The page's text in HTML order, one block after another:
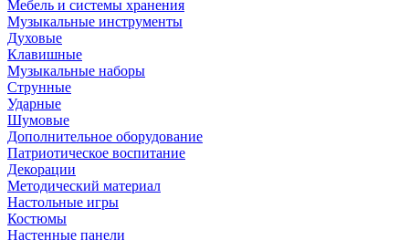
Мебель и системы хранения
Музыкальные инструменты
Духовые
Клавишные
Музыкальные наборы
Струнные
Ударные
Шумовые
Дополнительное оборудование
Патриотическое воспитание
Декорации
Методический материал
Настольные игры
Костюмы
Настенные панели